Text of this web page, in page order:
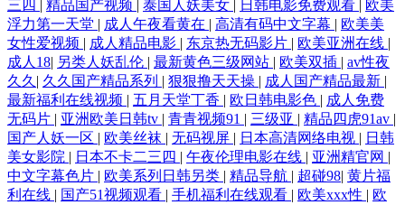
三四 | 精品国产视频 | 泰国人妖美女 | 日韩电影免费观看 | 欧美
浮力第一天堂 | 成人午夜看黄在 | 高清有码中文字幕 | 欧美美
女性爱视频 | 成人精品电影 | 东京热无码影片 | 欧美亚洲在线 |
成人18| 另类人妖乱伦 | 最新黄色三级网站 | 欧美双插 | av性夜
久久 | 久久国产精品系列 | 狠狠撸天天操 | 成人国产精品最新 |
最新福利在线视频 | 五月天堂丁香 | 欧日韩电影色 | 成人免费
无码片 | 亚洲欧美日韩tv | 青青视频91 | 三级亚 | 精品四虎91av |
国产人妖一区 | 欧美丝袜 | 无码视屏 | 日本高清网络电视 | 日韩
美女影院 | 日本不卡二三四 | 午夜伦理电影在线 | 亚洲精官网 |
中文字幕色片 | 欧美系列日韩另类 | 精品导航 | 超碰98| 黄片福
利在线 | 国产51视频观看 | 手机福利在线观看 | 欧美xxx性 | 欧